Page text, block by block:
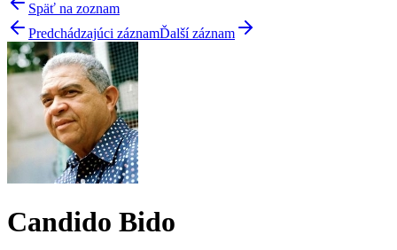
Späť na zoznam
Predchádzajúci záznamĎalší záznam
Candido Bido